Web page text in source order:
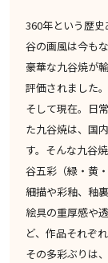
360年という歴
谷の画風は今も
豪華な九谷焼が
評価されました。
そして現在。日
た九谷焼は、国
す。そんな九谷
谷五彩（緑・黄
細描や彩釉、釉
絵具の重厚感や
ど、作品それぞ
その多彩ぶりは